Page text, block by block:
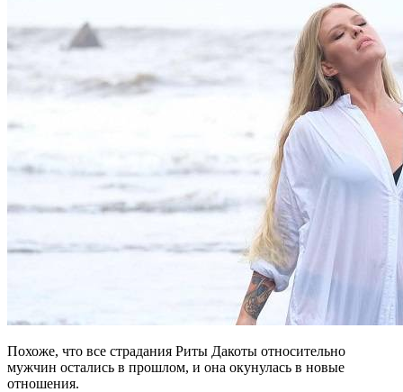
Похоже, что все страдания Риты Дакоты относительно
мужчин остались в прошлом, и она окунулась в новые
отношения.